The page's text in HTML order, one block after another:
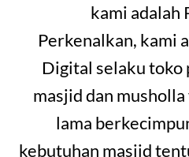
kami adalah
Perkenalkan, kami
Digital selaku toko
masjid dan
lama
kebutuhan masjid